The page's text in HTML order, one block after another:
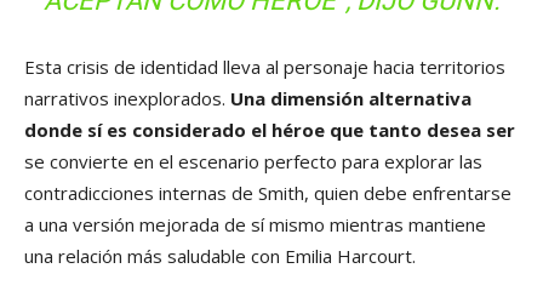
Esta crisis de identidad lleva al personaje hacia territorios
narrativos inexplorados. Una dimensión alternativa
donde sí es considerado el héroe que tanto desea ser
se convierte en el escenario perfecto para explorar las
contradicciones internas de Smith, quien debe enfrentarse
a una versión mejorada de sí mismo mientras mantiene
una relación más saludable con Emilia Harcourt.